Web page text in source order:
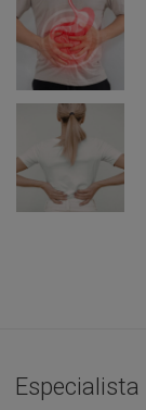
Especialista